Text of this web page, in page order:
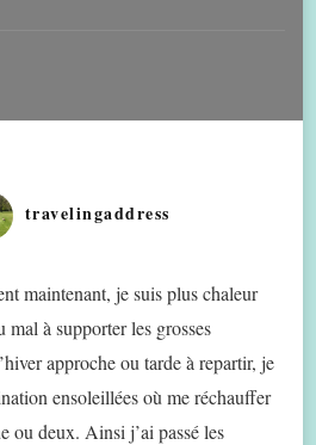
travelingaddress
maintenant, je suis plus chaleur
à supporter les grosses
approche ou tarde à repartir, je
ensoleillées où me réchauffer
ou deux. Ainsi j’ai passé les